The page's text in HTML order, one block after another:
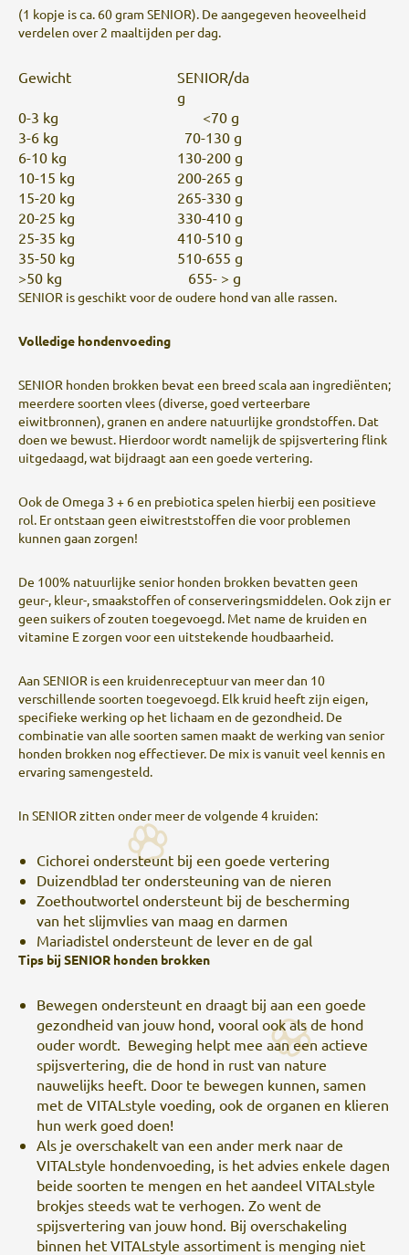
(1 kopje is ca. 60 gram SENIOR). De aangegeven heoveelheid
verdelen over 2 maaltijden per dag.
Gewicht
SENIOR/da
g
0-3 kg
<70 g
3-6 kg
70-130 g
6-10 kg
130-200 g
10-15 kg
200-265 g
15-20 kg
265-330 g
20-25 kg
330-410 g
25-35 kg
410-510 g
35-50 kg
510-655 g
>50 kg
655- > g
SENIOR is geschikt voor de oudere hond van alle rassen.
Volledige hondenvoeding
SENIOR honden brokken bevat een breed scala aan ingrediënten;
meerdere soorten vlees (diverse, goed verteerbare
eiwitbronnen), granen en andere natuurlijke grondstoffen. Dat
doen we bewust. Hierdoor wordt namelijk de spijsvertering flink
uitgedaagd, wat bijdraagt aan een goede vertering.
Ook de Omega 3 + 6 en prebiotica spelen hierbij een positieve
rol. Er ontstaan geen eiwitreststoffen die voor problemen
kunnen gaan zorgen!
De 100% natuurlijke senior honden brokken bevatten geen
geur-, kleur-, smaakstoffen of conserveringsmiddelen. Ook zijn er
geen suikers of zouten toegevoegd. Met name de kruiden en
vitamine E zorgen voor een uitstekende houdbaarheid.
Aan SENIOR is een kruidenreceptuur van meer dan 10
verschillende soorten toegevoegd. Elk kruid heeft zijn eigen,
specifieke werking op het lichaam en de gezondheid. De
combinatie van alle soorten samen maakt de werking van senior
honden brokken nog effectiever. De mix is vanuit veel kennis en
ervaring samengesteld.
In SENIOR zitten onder meer de volgende 4 kruiden:
Cichorei ondersteunt bij een goede vertering
Duizendblad ter ondersteuning van de nieren
Zoethoutwortel ondersteunt bij de bescherming
van het slijmvlies van maag en darmen
Mariadistel ondersteunt de lever en de gal
Tips bij SENIOR honden brokken
Bewegen ondersteunt en draagt bij aan een goede
gezondheid van jouw hond, vooral ook als de hond
ouder wordt. Beweging helpt mee aan een actieve
spijsvertering, die de hond in rust van nature
nauwelijks heeft. Door te bewegen kunnen, samen
met de VITALstyle voeding, ook de organen en klieren
hun werk goed doen!
Als je overschakelt van een ander merk naar de
VITALstyle hondenvoeding, is het advies enkele dagen
beide soorten te mengen en het aandeel VITALstyle
brokjes steeds wat te verhogen. Zo went de
spijsvertering van jouw hond. Bij overschakeling
binnen het VITALstyle assortiment is menging niet